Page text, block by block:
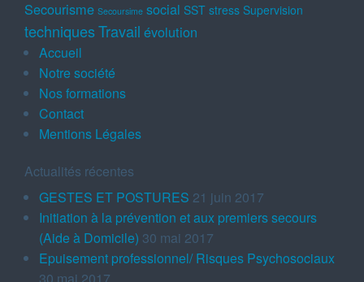
Secourisme Secoursime social SST stress Supervision
techniquesTravail évolution
Accueil
Notre société
Nos formations
Contact
Mentions Légales
Actualités récentes
GESTES ET POSTURES 21 juin 2017
Initiation à la prévention et aux premiers secours
(Aide à Domicile) 30 mai 2017
Epuisement professionnel/ Risques Psychosociaux